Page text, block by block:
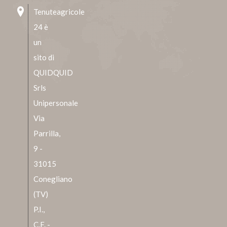
Tenuteagricole
24 è
un
sito di
QUIDQUID
Srls
Unipersonale
Via
Parrilla,
9 -
31015
Conegliano
(TV)
P.I.,
C.F. -